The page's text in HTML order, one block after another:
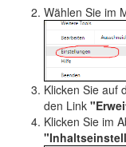
Wählen Sie im
Klicken Sie auf
den Link
Klicken Sie im